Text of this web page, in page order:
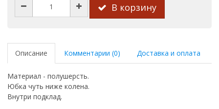
В корзину
Описание Комментарии (0) Доставка и оплата
Материал - полушерсть.
Юбка чуть ниже колена.
Внутри подклад.